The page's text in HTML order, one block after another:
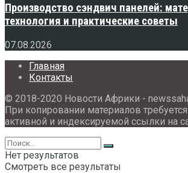
Производство сэндвич панелей:
технология и практические советы
07.08.2026
Главная
Контакты
© 2018-2020 Новости Африки -
При копировании материалов
активной и индексируемой ссылки на
Нет результатов
Смотреть все результаты